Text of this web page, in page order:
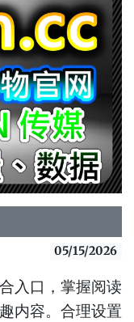
05/15/2026
入口，掌握阅读
内容。合理设置